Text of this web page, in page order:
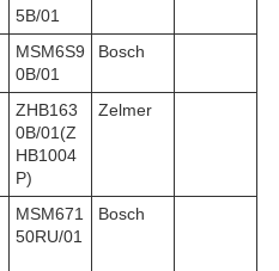
5B/01
MSM6S9
0B/01
Bosch
ZHB163
0B/01(Z
HB1004
P)
Zelmer
MSM671
50RU/01
Bosch